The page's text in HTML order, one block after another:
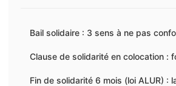
Bail solidaire : 3 sens à ne pas
Clause de solidarité en colocation :
Fin de solidarité 6 mois (loi ALUR) :